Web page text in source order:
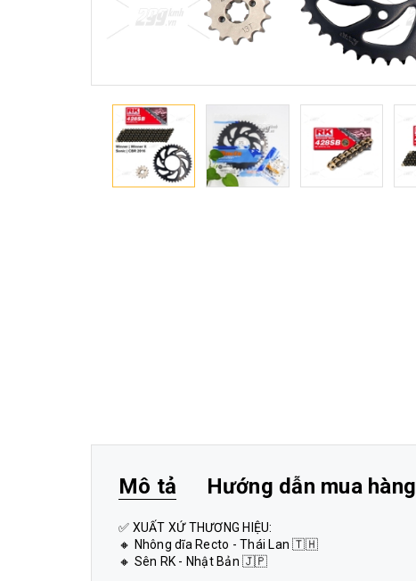
Mô tả Hướng dẫn mua hàng
✅ XUẤT XỨ THƯƠNG HIỆU:
🔸 Nhông dĩa Recto - Thái Lan 🇹🇭
🔸 Sên RK - Nhật Bản 🇯🇵